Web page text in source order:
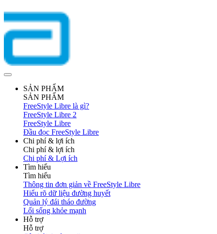
SẢN PHẨM
SẢN PHẨM
FreeStyle Libre là gì?
FreeStyle Libre 2
FreeStyle Libre
Đầu đọc FreeStyle Libre
Chi phí & lợi ích
Chi phí & lợi ích
Chi phí & Lợi ích
Tìm hiểu
Tìm hiểu
Thông tin đơn giản về FreeStyle Libre
Hiểu rõ dữ liệu đường huyết
Quản lý đái tháo đường
Lối sống khỏe mạnh
Hỗ trợ
Hỗ trợ